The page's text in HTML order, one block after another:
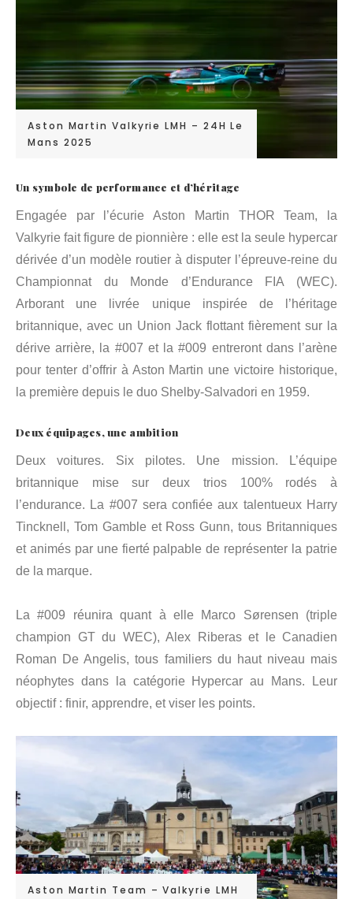
Aston Martin Valkyrie LMH – 24H Le
Mans 2025
Un symbole de performance et d’héritage
Engagée par l’écurie Aston Martin THOR Team, la
Valkyrie fait figure de pionnière : elle est la seule hypercar
dérivée d’un modèle routier à disputer l’épreuve-reine du
Championnat du Monde d’Endurance FIA (WEC).
Arborant une livrée unique inspirée de l’héritage
britannique, avec un Union Jack flottant fièrement sur la
dérive arrière, la #007 et la #009 entreront dans l’arène
pour tenter d’offrir à Aston Martin une victoire historique,
la première depuis le duo Shelby-Salvadori en 1959.
Deux équipages, une ambition
Deux voitures. Six pilotes. Une mission. L’équipe
britannique mise sur deux trios 100% rodés à
l’endurance. La #007 sera confiée aux talentueux Harry
Tincknell, Tom Gamble et Ross Gunn, tous Britanniques
et animés par une fierté palpable de représenter la patrie
de la marque.
La #009 réunira quant à elle Marco Sørensen (triple
champion GT du WEC), Alex Riberas et le Canadien
Roman De Angelis, tous familiers du haut niveau mais
néophytes dans la catégorie Hypercar au Mans. Leur
objectif : finir, apprendre, et viser les points.
Aston Martin Team – Valkyrie LMH